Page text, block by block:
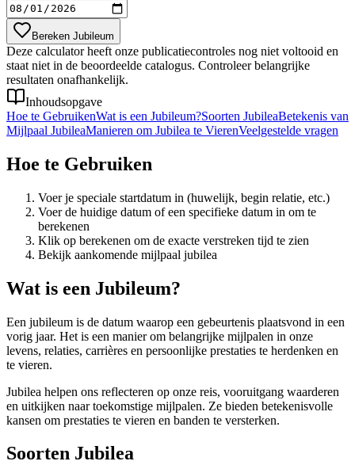
Bereken Jubileum
Deze calculator heeft onze publicatiecontroles nog niet voltooid en
staat niet in de beoordeelde catalogus. Controleer belangrijke
resultaten onafhankelijk.
Inhoudsopgave
Hoe te GebruikenWat is een Jubileum?Soorten JubileaBetekenis van
Mijlpaal JubileaManieren om Jubilea te VierenVeelgestelde vragen
Hoe te Gebruiken
Voer je speciale startdatum in (huwelijk, begin relatie, etc.)
Voer de huidige datum of een specifieke datum in om te
berekenen
Klik op berekenen om de exacte verstreken tijd te zien
Bekijk aankomende mijlpaal jubilea
Wat is een Jubileum?
Een jubileum is de datum waarop een gebeurtenis plaatsvond in een
vorig jaar. Het is een manier om belangrijke mijlpalen in onze
levens, relaties, carrières en persoonlijke prestaties te herdenken en
te vieren.
Jubilea helpen ons reflecteren op onze reis, vooruitgang waarderen
en uitkijken naar toekomstige mijlpalen. Ze bieden betekenisvolle
kansen om prestaties te vieren en banden te versterken.
Soorten Jubilea